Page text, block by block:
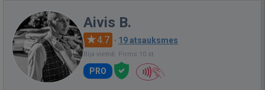
Aivis B.
4.7 · 19 atsauksmes
Bija vietnē: Pirms 10 st.
PRO